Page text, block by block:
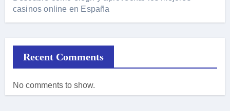
casinos online en España
Recent Comments
No comments to show.